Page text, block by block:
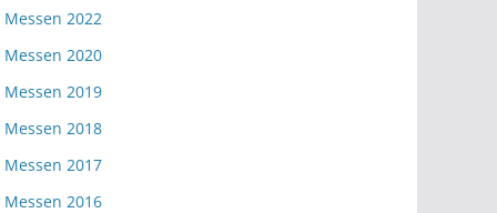
Messen 2022
Messen 2020
Messen 2019
Messen 2018
Messen 2017
Messen 2016